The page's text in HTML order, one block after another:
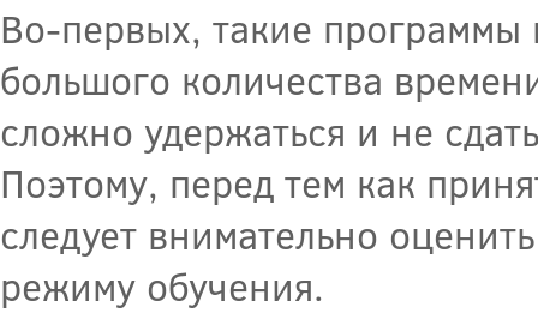
Во-первых, такие программы
большого количества
сложно удержаться и не
Поэтому, перед тем как
следует внимательно
режиму обучения.